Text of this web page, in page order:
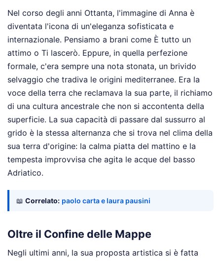
Nel corso degli anni Ottanta, l'immagine di Anna è
diventata l'icona di un'eleganza sofisticata e
internazionale. Pensiamo a brani come È tutto un
attimo o Ti lascerò. Eppure, in quella perfezione
formale, c'era sempre una nota stonata, un brivido
selvaggio che tradiva le origini mediterranee. Era la
voce della terra che reclamava la sua parte, il richiamo
di una cultura ancestrale che non si accontenta della
superficie. La sua capacità di passare dal sussurro al
grido è la stessa alternanza che si trova nel clima della
sua terra d'origine: la calma piatta del mattino e la
tempesta improvvisa che agita le acque del basso
Adriatico.
📖 Correlato: paolo carta e laura pausini
Oltre il Confine delle Mappe
Negli ultimi anni, la sua proposta artistica si è fatta